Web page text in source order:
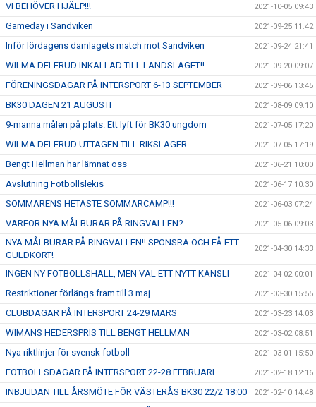
VI BEHÖVER HJÄLP!!! 2021-10-05 09:43
Gameday i Sandviken 2021-09-25 11:42
Inför lördagens damlagets match mot Sandviken 2021-09-24 21:41
WILMA DELERUD INKALLAD TILL LANDSLAGET!! 2021-09-20 09:07
FÖRENINGSDAGAR PÅ INTERSPORT 6-13 SEPTEMBER 2021-09-06 13:45
BK30 DAGEN 21 AUGUSTI 2021-08-09 09:10
9-manna målen på plats. Ett lyft för BK30 ungdom 2021-07-05 17:20
WILMA DELERUD UTTAGEN TILL RIKSLÄGER 2021-07-05 17:19
Bengt Hellman har lämnat oss 2021-06-21 10:00
Avslutning Fotbollslekis 2021-06-17 10:30
SOMMARENS HETASTE SOMMARCAMP!!! 2021-06-03 07:24
VARFÖR NYA MÅLBURAR PÅ RINGVALLEN? 2021-05-06 09:03
NYA MÅLBURAR PÅ RINGVALLEN!! SPONSRA OCH FÅ ETT
GULDKORT!
2021-04-30 14:33
INGEN NY FOTBOLLSHALL, MEN VÄL ETT NYTT KANSLI 2021-04-02 00:01
Restriktioner förlängs fram till 3 maj 2021-03-30 15:55
CLUBDAGAR PÅ INTERSPORT 24-29 MARS 2021-03-23 14:03
WIMANS HEDERSPRIS TILL BENGT HELLMAN 2021-03-02 08:51
Nya riktlinjer för svensk fotboll 2021-03-01 15:50
FOTBOLLSDAGAR PÅ INTERSPORT 22-28 FEBRUARI 2021-02-18 12:16
INBJUDAN TILL ÅRSMÖTE FÖR VÄSTERÅS BK30 22/2 18:00 2021-02-10 14:48